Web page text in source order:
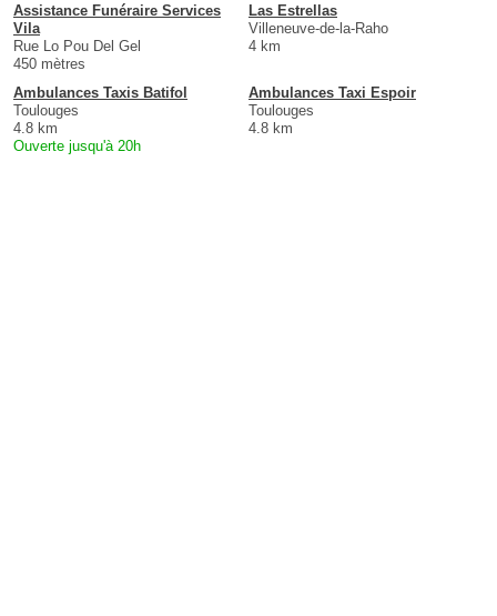
Assistance Funéraire Services
Vila
Rue Lo Pou Del Gel
450 mètres
Las Estrellas
Villeneuve-de-la-Raho
4 km
Ambulances Taxis Batifol
Toulouges
4.8 km
Ouverte jusqu'à 20h
Ambulances Taxi Espoir
Toulouges
4.8 km